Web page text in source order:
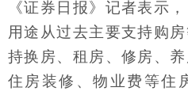
《证券日报》记者表示
用途从过去主要支持购
持换房、租房、修房、
住房装修、物业费等住